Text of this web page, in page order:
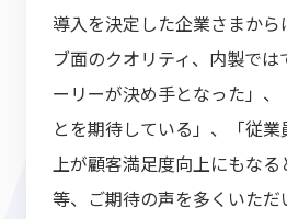
導入を決定した企業さまから
ブ面のクオリティ、内製で
ーリーが決め手となった」
とを期待している」、「従
上が顧客満足度向上にもなる
等、ご期待の声を多くいただ